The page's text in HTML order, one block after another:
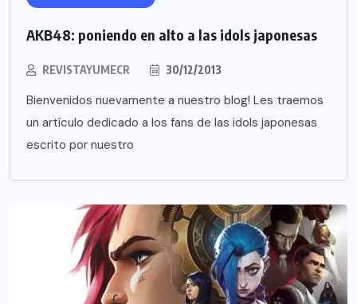
AKB48: poniendo en alto a las idols japonesas
REVISTAYUMECR 30/12/2013
Bienvenidos nuevamente a nuestro blog! Les traemos
un artículo dedicado a los fans de las idols japonesas
escrito por nuestro